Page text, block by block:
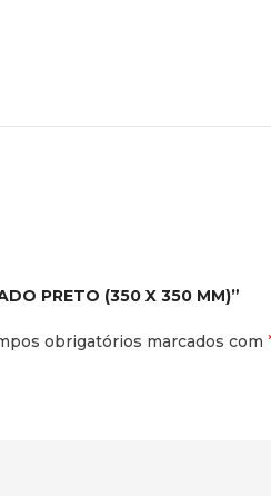
PRETO (350 X 350 MM)”
obrigatórios marcados com